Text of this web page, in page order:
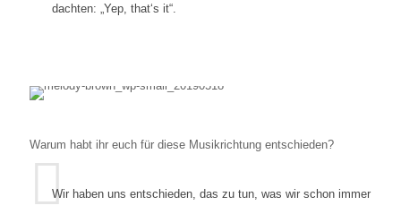
dachten: „Yep, that‘s it“.
Warum habt ihr euch für diese Musikrichtung entschieden?
Wir haben uns entschieden, das zu tun, was wir schon immer